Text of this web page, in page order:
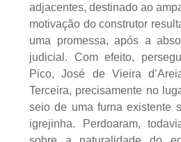
adjacentes, destinado ao
motivação do construtor
uma promessa, após a
judicial. Com efeito,
Pico, José de Vieira
Terceira, precisamente no
seio de uma furna existente
igrejinha. Perdoaram,